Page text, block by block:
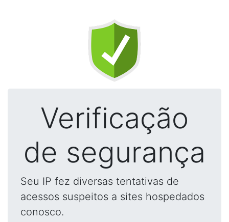
Verificação
de segurança
Seu IP fez diversas tentativas de
acessos suspeitos a sites hospedados
conosco.